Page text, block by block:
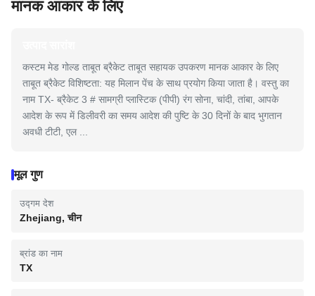
मानक आकार के लिए
कस्टम मेड गोल्ड ताबूत ब्रैकेट ताबूत सहायक उपकरण मानक आकार के लिए
ताबूत ब्रैकेट विशिष्टता: यह मिलान पेंच के साथ प्रयोग किया जाता है। वस्तु का
नाम TX- ब्रैकेट 3 # सामग्री प्लास्टिक (पीपी) रंग सोना, चांदी, तांबा, आपके
आदेश के रूप में डिलीवरी का समय आदेश की पुष्टि के 30 दिनों के बाद भुगतान
अवधी टीटी, एल ...
मूल गुण
उद्गम देश
Zhejiang, चीन
ब्रांड का नाम
TX